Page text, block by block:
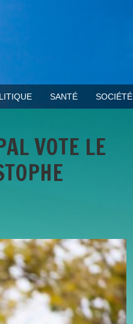
SANTÉ SOCIÉTÉ
VOTE LE